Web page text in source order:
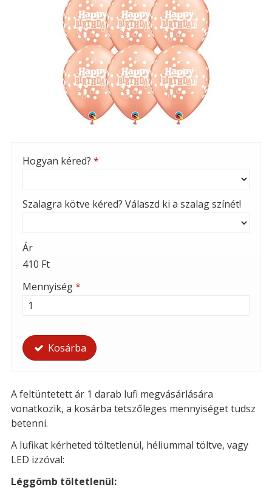
Hogyan kéred? *
Szalagra kötve kéred? Válaszd ki a szalag színét!
Ár
410 Ft
Mennyiség*
Kosárba
A feltüntetett ár 1 darab lufi megvásárlására
vonatkozik, a kosárba tetszőleges mennyiséget tudsz
betenni.
A lufikat kérheted töltetlenül, héliummal töltve, vagy
LED izzóval:
Léggömb töltetlenül: